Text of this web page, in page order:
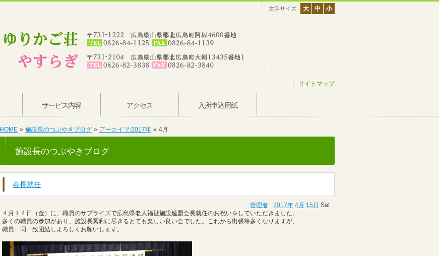
小
中
大
文字サイズ
サイトマップ
サービス内容 アクセス 入所申込用紙
HOME » 施設長のつぶやきブログ » アーカイブ:2017年 » 4月
施設長のつぶやきブログ
会長就任
2017年 4月 15日 Sat
管理者
４月１４日（金）に、職員のサプライズで広島県老人福祉施設連盟会長就任のお祝いをしていただきました。
多くの職員の参加があり、施設長冥利に尽きるとても楽しい良い会でした。これから出張等多くなりますが、
職員一同一致団結しよろしくお願いします。